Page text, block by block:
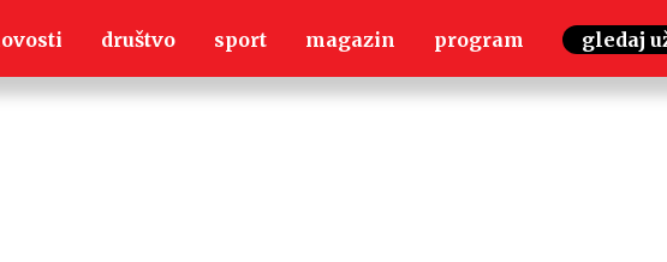
društvo sport magazin program gledaj